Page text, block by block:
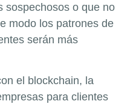
sospechosos o que no
modo los patrones de
serán más
el blockchain, la
para clientes